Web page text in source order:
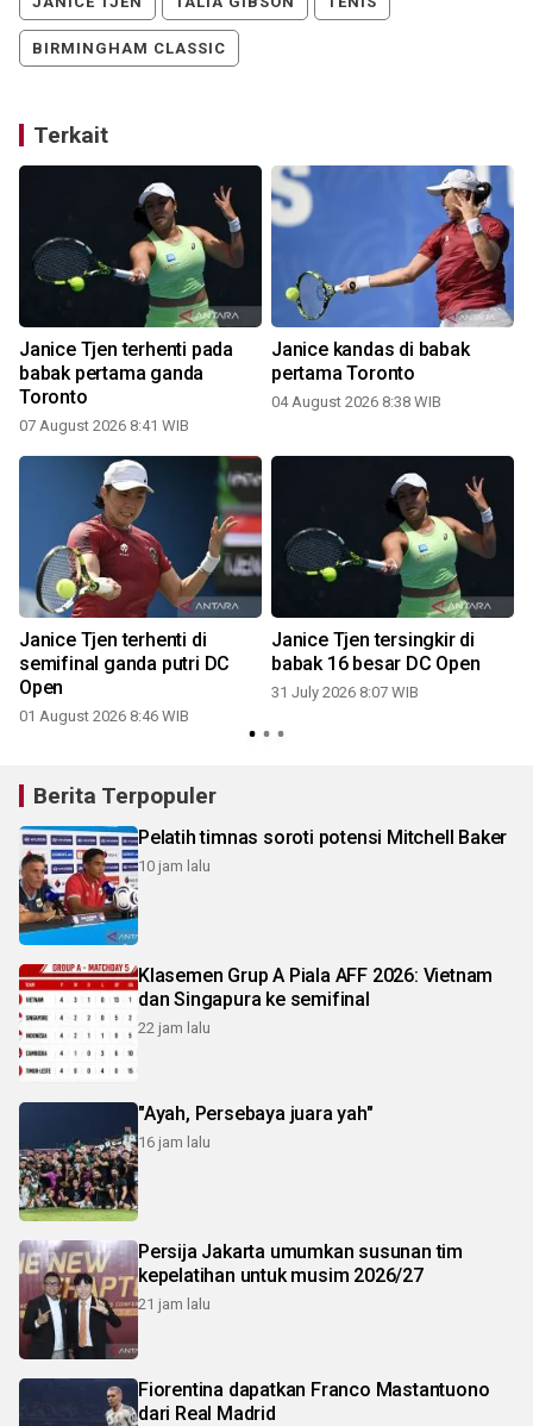
BIRMINGHAM CLASSIC
Terkait
Janice Tjen terhenti pada
babak pertama ganda
Toronto
07 August 2026 8:41 WIB
Janice kandas di babak
pertama Toronto
04 August 2026 8:38 WIB
Janice Tjen terhenti di
semifinal ganda putri DC
Open
01 August 2026 8:46 WIB
Janice Tjen tersingkir di
babak 16 besar DC Open
31 July 2026 8:07 WIB
Berita Terpopuler
Pelatih timnas soroti potensi Mitchell Baker
10 jam lalu
Klasemen Grup A Piala AFF 2026: Vietnam
dan Singapura ke semifinal
22 jam lalu
"Ayah, Persebaya juara yah"
16 jam lalu
Persija Jakarta umumkan susunan tim
kepelatihan untuk musim 2026/27
21 jam lalu
Fiorentina dapatkan Franco Mastantuono
dari Real Madrid